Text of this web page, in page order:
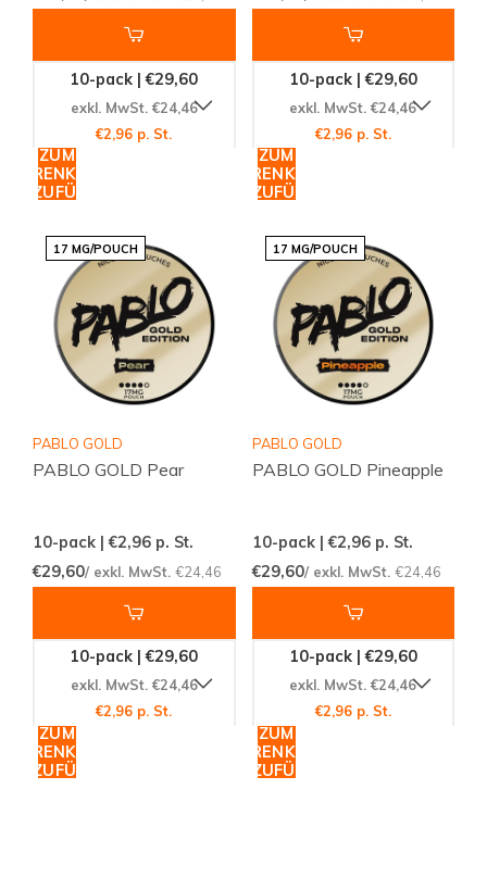
10-pack | €29,60
exkl. MwSt. €24,46
€2,96 p. St.
ZUM
WARENKORB
HINZUFÜGEN
10-pack | €29,60
exkl. MwSt. €24,46
€2,96 p. St.
ZUM
WARENKORB
HINZUFÜGEN
17 MG/POUCH
PABLO GOLD
PABLO GOLD Pear
10-pack | €2,96 p. St.
€29,60/ exkl. MwSt. €24,46
10-pack | €29,60
exkl. MwSt. €24,46
€2,96 p. St.
ZUM
WARENKORB
HINZUFÜGEN
17 MG/POUCH
PABLO GOLD
PABLO GOLD Pineapple
10-pack | €2,96p. St.
€29,60/ exkl. MwSt. €24,46
10-pack | €29,60
exkl. MwSt. €24,46
€2,96 p. St.
ZUM
WARENKORB
HINZUFÜGEN